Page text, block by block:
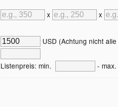
x x
USD (Achtung nicht
Listenpreis: min. - max.